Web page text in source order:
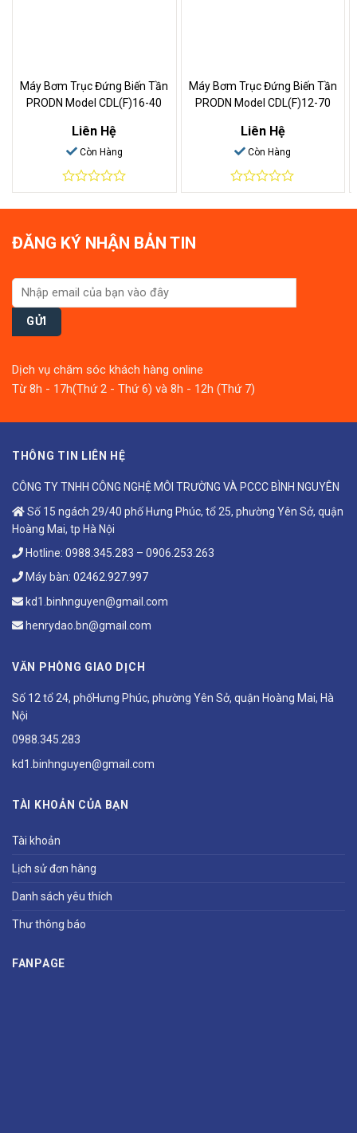
Máy Bơm Trục Đứng Biến Tần
PRODN Model CDL(F)16-40
Liên Hệ
Còn Hàng
0
out
Máy Bơm Trục Đứng Biến Tần
PRODN Model CDL(F)12-70
Liên Hệ
Còn Hàng
0
out
ĐĂNG KÝ NHẬN BẢN TIN
Dịch vụ chăm sóc khách hàng online
Từ 8h - 17h(Thứ 2 - Thứ 6) và 8h - 12h (Thứ 7)
THÔNG TIN LIÊN HỆ
CÔNG TY TNHH CÔNG NGHỆ MÔI TRƯỜNG VÀ PCCC BÌNH NGUYÊN
Số 15 ngách 29/40 phố Hưng Phúc, tổ 25, phường Yên Sở, quận
Hoàng Mai, tp Hà Nội
Hotline: 0988.345.283 – 0906.253.263
Máy bàn: 02462.927.997
kd1.binhnguyen@gmail.com
henrydao.bn@gmail.com
VĂN PHÒNG GIAO DỊCH
Số 12 tổ 24, phốHưng Phúc, phường Yên Sở, quận Hoàng Mai, Hà
Nội
0988.345.283
kd1.binhnguyen@gmail.com
TÀI KHOẢN CỦA BẠN
Tài khoản
Lịch sử đơn hàng
Danh sách yêu thích
Thư thông báo
FANPAGE